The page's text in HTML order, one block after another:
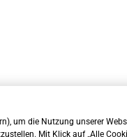
um die Nutzung unserer
Mit Klick auf „Alle